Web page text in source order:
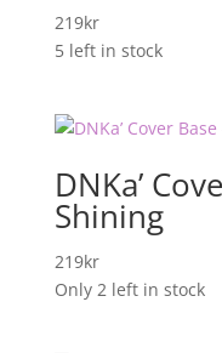
219kr
5 left in stock
DNKa’
Shining
219kr
Only 2 left in stock